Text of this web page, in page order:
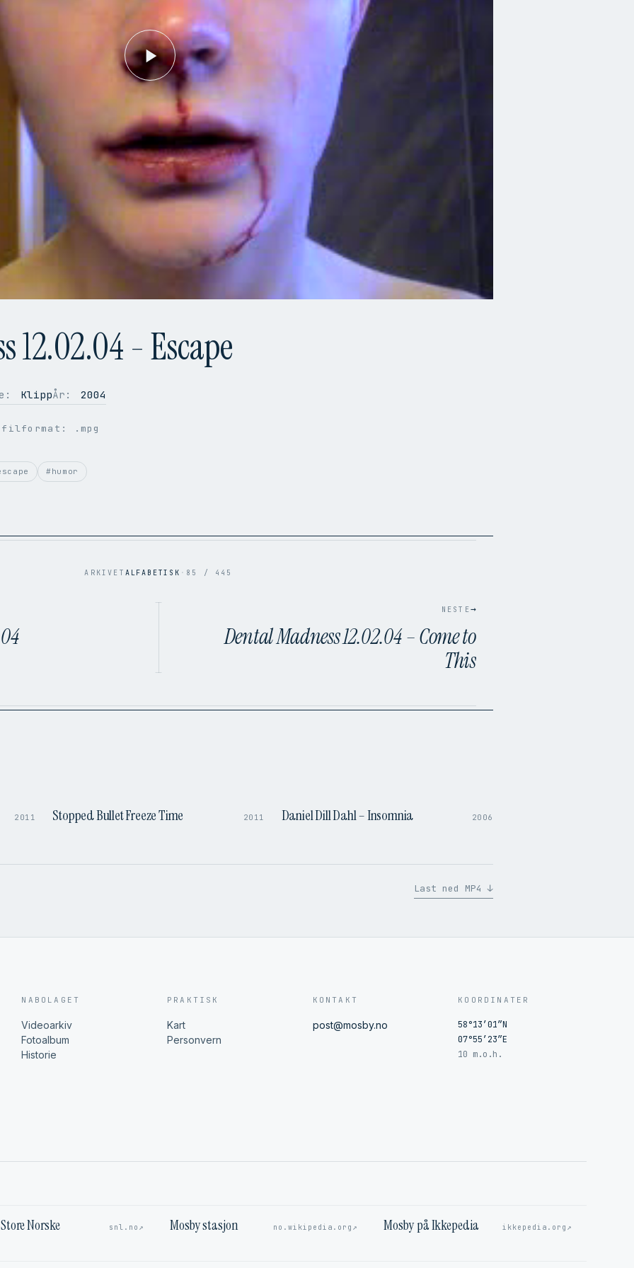
Play
Video
12.02.04 - Escape
KlippÅr: 2004
.mpg
#humor
ARKIVET ALFABETISK · 85 / 445
NESTE→
Dental Madness 12.02.04 – Come to
This
2011 Stopped Bullet Freeze Time 2011 Daniel Dill Dahl – Insomnia 2006
Last ned MP4 ↓
NABOLAGET
Videoarkiv
Fotoalbum
Historie
PRAKTISK
Kart
Personvern
KONTAKT
post@mosby.no
KOORDINATER
58°13′01″N
07°55′23″E
10 m.o.h.
Norske
snl.no ↗ Mosby stasjon no.wikipedia.org ↗ Mosby på Ikkepedia ikkepedia.org ↗